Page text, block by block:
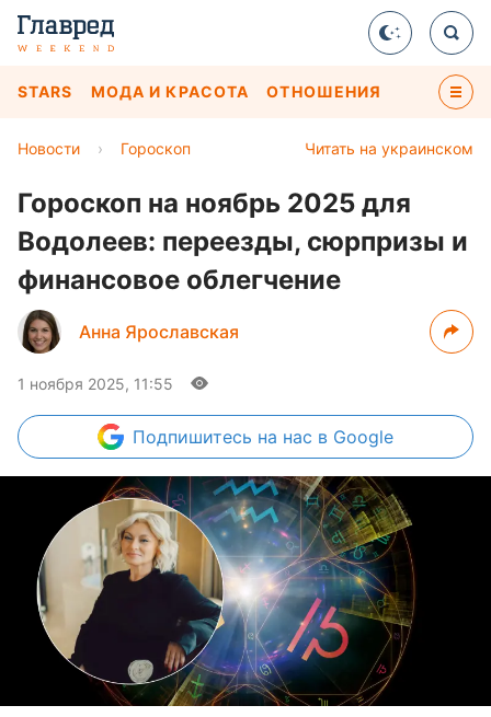
STARS МОДА И КРАСОТА ОТНОШЕНИЯ
Читать на украинском
Новости › Гороскоп
Гороскоп на ноябрь 2025 для
Водолеев: переезды, сюрпризы и
финансовое облегчение
Анна Ярославская
1 ноября 2025, 11:55
Подпишитесь на нас в Google